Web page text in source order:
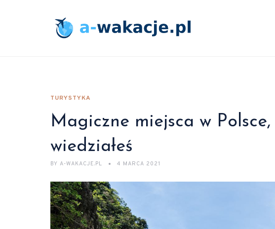
TURYSTYKA
Magiczne miejsca w
wiedziałeś
BY A-WAKACJE.PL 4 MARCA 2021